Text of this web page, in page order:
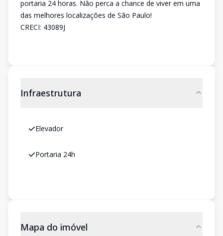
portaria 24 horas. Não perca a chance de viver em uma
das melhores localizações de São Paulo!
CRECI: 43089J
Infraestrutura
Elevador
Portaria 24h
Mapa do imóvel